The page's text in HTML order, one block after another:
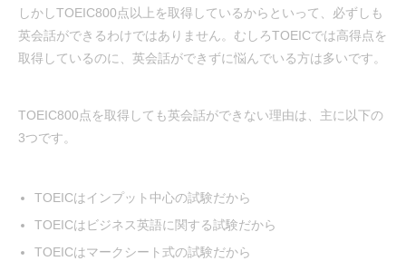
しかしTOEIC800点以上を取得しているからといって、必ずしも
英会話ができるわけではありません。むしろTOEICでは高得点を
取得しているのに、英会話ができずに悩んでいる方は多いです。
TOEIC800点を取得しても英会話ができない理由は、主に以下の
3つです。
TOEICはインプット中心の試験だから
TOEICはビジネス英語に関する試験だから
TOEICはマークシート式の試験だから